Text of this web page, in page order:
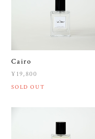
Cairo
¥19,800
SOLD OUT